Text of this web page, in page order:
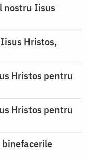
nostru Iisus
Hristos,
Hristos pentru
Hristos pentru